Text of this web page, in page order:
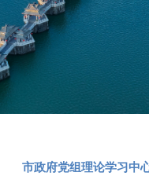
市政府党组理论学习中